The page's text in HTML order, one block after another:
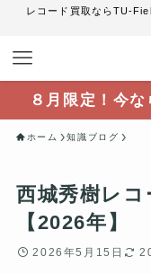
レコード買取ならTU-
８月限定！今
ホーム 知識ブログ
西城秀樹レコ
【2026年】
2026年5月15日